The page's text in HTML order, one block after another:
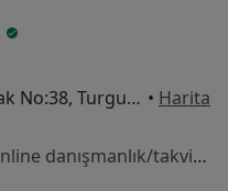
Yıldırım Mahallesi Gar Sokak No:38, Turgutlu • Harita
Bu uzman ilgili adres için online danışmanlık/takvim sunmuyor.